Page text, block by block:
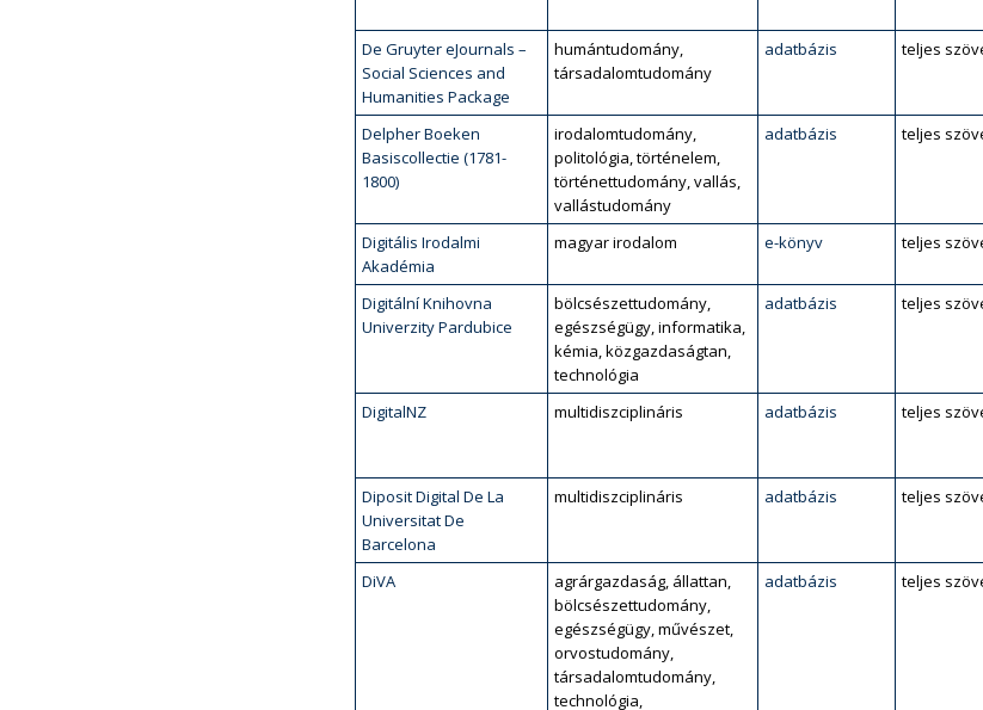
De Gruyter eJournals –
Social Sciences and
Humanities Package
humántudomány,
társadalomtudomány
adatbázis teljes
Delpher Boeken
Basiscollectie (1781-
1800)
irodalomtudomány,
politológia, történelem,
történettudomány, vallás,
vallástudomány
adatbázis teljes
Digitális Irodalmi
Akadémia
magyar irodalom e-könyv teljes
Digitální Knihovna
Univerzity Pardubice
bölcsészettudomány,
egészségügy, informatika,
kémia, közgazdaságtan,
technológia
adatbázis teljes
DigitalNZ multidiszciplináris adatbázis teljes
Diposit Digital De La
Universitat De
Barcelona
multidiszciplináris adatbázis teljes
DiVA
agrárgazdaság, állattan,
bölcsészettudomány,
egészségügy, művészet,
orvostudomány,
társadalomtudomány,
technológia,
adatbázis teljes